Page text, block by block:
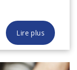
Lire plus